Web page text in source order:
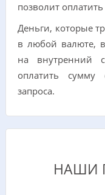
позволит
Деньги, которые
в любой валюте,
на внутренний
оплатить
запроса.
НАШИ